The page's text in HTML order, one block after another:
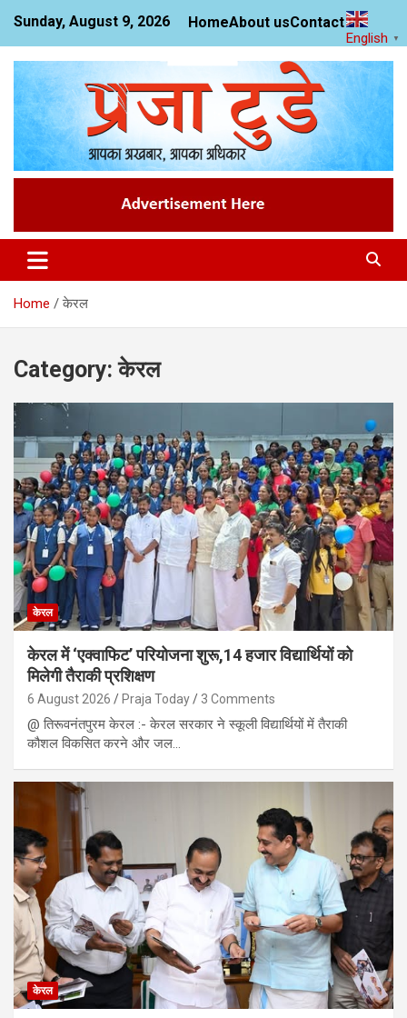
content
Sunday, August 9, 2026 HomeAbout usContact us
Praja Today
News Website
Home केरल
Category:केरल
केरल
केरल में ‘एक्वाफिट’ परियोजना शुरू,14 हजार विद्यार्थियों को
मिलेगी तैराकी प्रशिक्षण
6 August 2026 Praja Today 3 Comments
@ तिरूवनंतपुरम केरल :- केरल सरकार ने स्कूली विद्यार्थियों में तैराकी
कौशल विकसित करने और जल…
केरल
English ▼